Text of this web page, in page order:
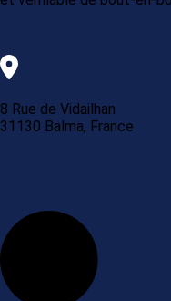
8 Rue de Vidailhan
31130 Balma, France